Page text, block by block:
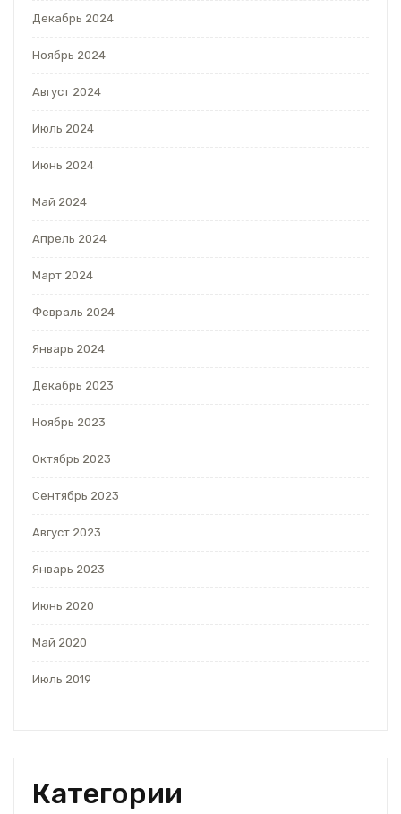
Декабрь 2024
Ноябрь 2024
Август 2024
Июль 2024
Июнь 2024
Май 2024
Апрель 2024
Март 2024
Февраль 2024
Январь 2024
Декабрь 2023
Ноябрь 2023
Октябрь 2023
Сентябрь 2023
Август 2023
Январь 2023
Июнь 2020
Май 2020
Июль 2019
Категории